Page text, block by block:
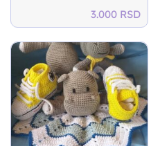
3.000 RSD